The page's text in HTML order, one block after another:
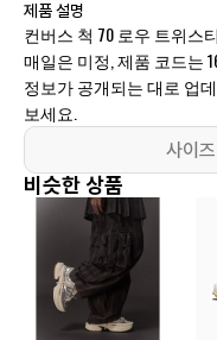
제품 설명
컨버스 척 70 로우 트위스
매일은 미정, 제품 코드는
정보가 공개되는 대로 업
보세요.
사이
비슷한 상품